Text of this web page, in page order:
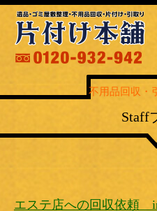
不用品回収・
Staff
エステ店への回収依頼